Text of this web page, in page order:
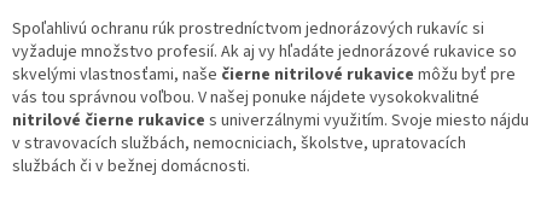
Spoľahlivú ochranu rúk prostredníctvom jednorázových rukavíc si
vyžaduje množstvo profesií. Ak aj vy hľadáte jednorázové rukavice so
skvelými vlastnosťami, naše čierne nitrilové rukavice môžu byť pre
vás tou správnou voľbou. V našej ponuke nájdete vysokokvalitné
nitrilové čierne rukavice s univerzálnymi využitím. Svoje miesto nájdu
v stravovacích službách, nemocniciach, školstve, upratovacích
službách či v bežnej domácnosti.